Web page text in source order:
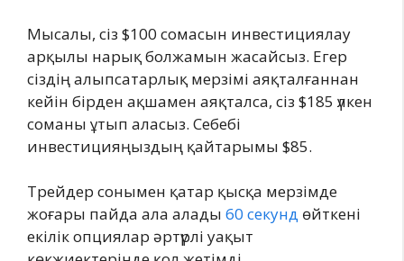
Мысалы, сіз $100 сомасын инвестициялау
арқылы нарық болжамын жасайсыз. Егер
сіздің алыпсатарлық мерзімі аяқталғаннан
кейін бірден ақшамен аяқталса, сіз $185 үлкен
соманы ұтып аласыз. Себебі
инвестицияңыздың қайтарымы $85.
Трейдер сонымен қатар қысқа мерзімде
жоғары пайда ала алады 60 секунд өйткені
екілік опциялар әртүрлі уақыт